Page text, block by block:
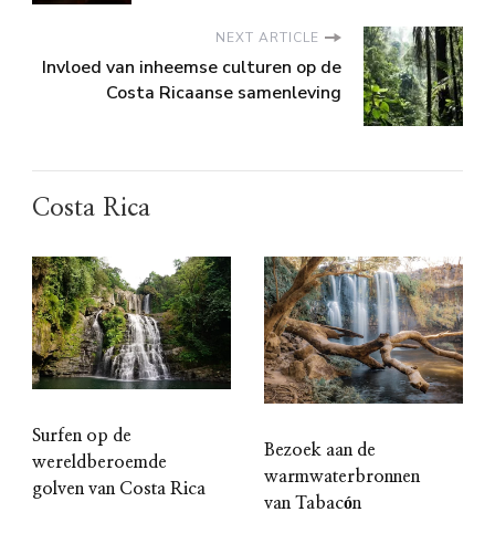
NEXT ARTICLE
Invloed van inheemse culturen op de
Costa Ricaanse samenleving
Costa Rica
Surfen op de
wereldberoemde
golven van Costa Rica
Bezoek aan de
warmwaterbronnen
van Tabacón